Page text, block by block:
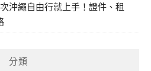
沖繩自由行就上手！證件、租
分類